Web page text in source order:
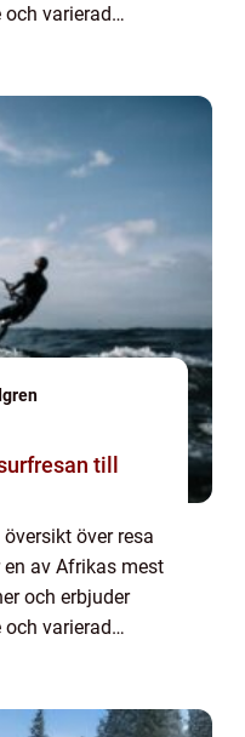
och varierad
till
över resa
av Afrikas mest
och erbjuder
och varierad